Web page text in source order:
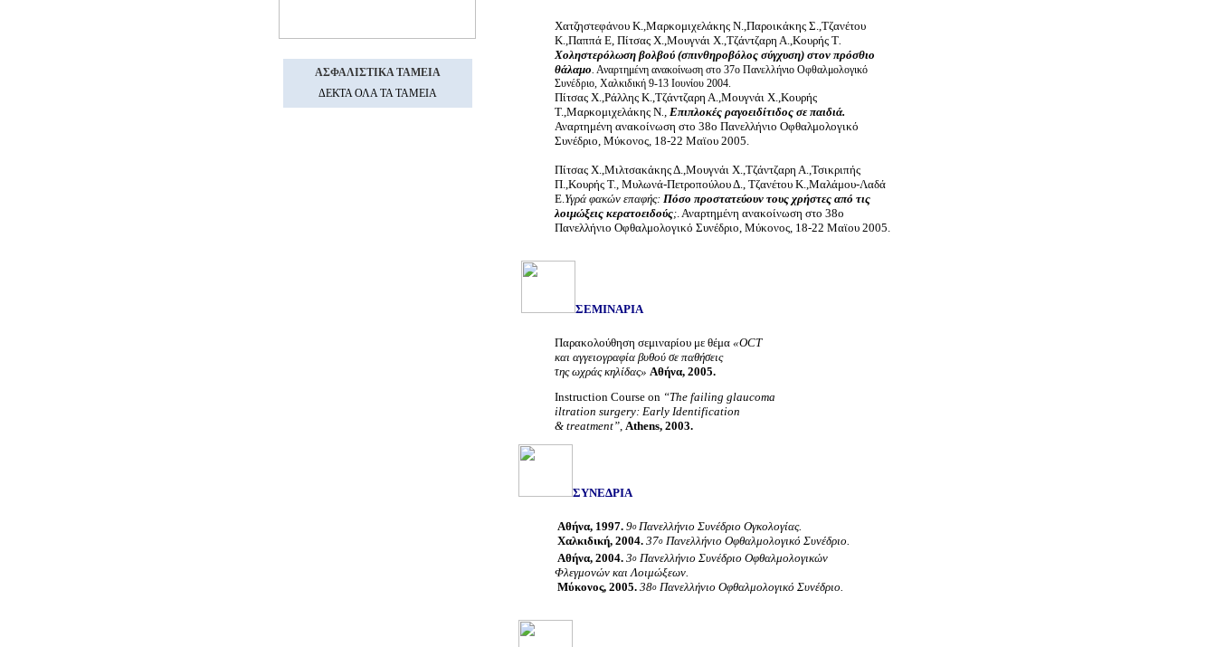
ΑΣΦΑΛΙΣΤΙΚΑ TAMEIA
ΔΕΚΤΑ ΟΛΑ ΤΑ ΤΑΜΕΙΑ
Χατζηστεφάνου Κ.,Μαρκομιχελάκης Ν.,Παροικάκης Σ.,Τζανέτου
Κ.,Παππά Ε, Πίτσας Χ.,Μουγνάι Χ.,Τζάντζαρη Α.,Κουρής Τ.
Χοληστερόλωση βολβού (σπινθηροβόλος σύγχυση) στον πρόσθιο
θάλαμο. Αναρτημένη ανακοίνωση στο 37ο Πανελλήνιο Οφθαλμολογικό
Συνέδριο, Χαλκιδική 9-13 Ιουνίου 2004.
Πίτσας Χ.,Ράλλης Κ.,Τζάντζαρη Α.,Μουγνάι Χ.,Κουρής
Τ.,Μαρκομιχελάκης Ν.,Επιπλοκές ραγοειδίτιδος σε παιδιά.
Αναρτημένη ανακοίνωση στο 38ο Πανελλήνιο Οφθαλμολογικό
Συνέδριο, Μύκονος, 18-22 Μαϊου 2005.
Πίτσας Χ.,Μιλτσακάκης Δ.,Μουγνάι Χ.,Τζάντζαρη Α.,Τσικριπής
Π.,Κουρής Τ., Μυλωνά-Πετροπούλου Δ., Τζανέτου Κ.,Μαλάμου-Λαδά
Ε.Υγρά φακών επαφής: Πόσο προστατεύουν τους χρήστες από τις
λοιμώξεις κερατοειδούς;. Αναρτημένη ανακοίνωση στο 38ο
Πανελλήνιο Οφθαλμολογικό Συνέδριο, Μύκονος, 18-22 Μαϊου 2005.
ΣΕΜΙΝΑΡΙΑ
Παρακολούθηση σεμιναρίου με θέμα «OCT
και αγγειογραφία βυθού σε παθήσεις
της ωχράς κηλίδας» Αθήνα, 2005.
Instruction Course on “The failing glaucoma
iltration surgery: Early Identification
& treatment”, Athens, 2003.
ΣΥΝΕΔΡΙΑ
Αθήνα, 1997. 9ο Πανελλήνιο Συνέδριο Ογκολογίας.
Χαλκιδική, 2004. 37ο Πανελλήνιο Οφθαλμολογικό Συνέδριο.
Αθήνα, 2004. 3ο Πανελλήνιο Συνέδριο Οφθαλμολογικών
Φλεγμονών και Λοιμώξεων.
Μύκονος, 2005. 38ο Πανελλήνιο Οφθαλμολογικό Συνέδριο.